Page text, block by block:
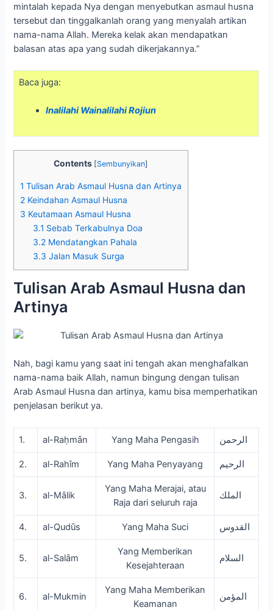
mintalah kepada Nya dengan menyebutkan asmaul husna
tersebut dan tinggalkanlah orang yang menyalah artikan
nama-nama Allah. Mereka kelak akan mendapatkan
balasan atas apa yang sudah dikerjakannya.”
Baca juga:
Inalilahi Wainalilahi Rojiun
Contents [Sembunyikan]
1 Tulisan Arab Asmaul Husna dan Artinya
2 Keindahan Asmaul Husna
3 Keutamaan Asmaul Husna
3.1 Sebab Terkabulnya Doa
3.2 Mendatangkan Pahala
3.3 Jalan Masuk Surga
Tulisan Arab Asmaul Husna dan
Artinya
Nah, bagi kamu yang saat ini tengah akan menghafalkan
nama-nama baik Allah, namun bingung dengan tulisan
Arab Asmaul Husna dan artinya, kamu bisa memperhatikan
penjelasan berikut ya.
1. al-Raḥmȃn Yang Maha Pengasih الرحمن
2. al-Rahīm Yang Maha Penyayang الرحيم
3. al-Mȃlik
Yang Maha Merajai, atau
Raja dari seluruh raja
الملك
4. al-Qudūs Yang Maha Suci القدوس
5. al-Salȃm
Yang Memberikan
Kesejahteraan
السلام
6. al-Mukmin
Yang Maha Memberikan
Keamanan
المؤمن